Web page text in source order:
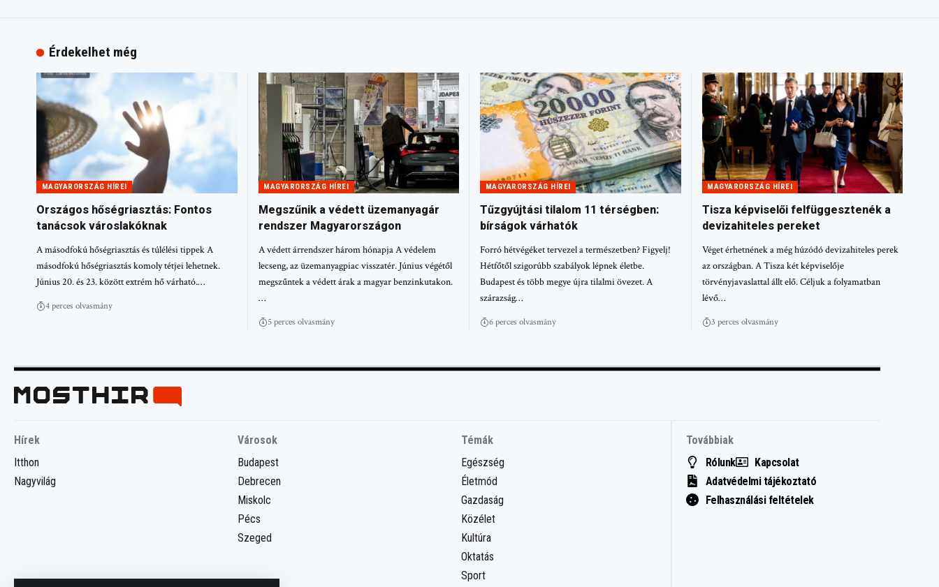
Érdekelhet még
MAGYARORSZÁG HÍREI
Országos hőségriasztás: Fontos
tanácsok városlakóknak
A másodfokú hőségriasztás és túlélési tippek A
másodfokú hőségriasztás komoly tétjei lehetnek.
Június 20. és 23. között extrém hő várható.…
4 perces olvasmány
MAGYARORSZÁG HÍREI
Megszűnik a védett üzemanyagár
rendszer Magyarországon
A védett árrendszer három hónapja A védelem
lecseng, az üzemanyagpiac visszatér. Június végétől
megszűntek a védett árak a magyar benzinkutakon.
…
5 perces olvasmány
MAGYARORSZÁG HÍREI
Tűzgyújtási tilalom 11 térségben:
bírságok várhatók
Forró hétvégéket tervezel a természetben? Figyelj!
Hétfőtől szigorúbb szabályok lépnek életbe.
Budapest és több megye újra tilalmi övezet. A
szárazság…
6 perces olvasmány
MAGYARORSZÁG HÍREI
Tisza képviselői felfüggesztenék a
devizahiteles pereket
Véget érhetnének a még húzódó devizahiteles perek
az országban. A Tisza két képviselője
törvényjavaslattal állt elő. Céljuk a folyamatban
lévő…
3 perces olvasmány
Hírek
Itthon
Nagyvilág
Városok
Budapest
Debrecen
Miskolc
Pécs
Szeged
Témák
Egészség
Életmód
Gazdaság
Közélet
Kultúra
Oktatás
Sport
Továbbiak
Rólunk
Kapcsolat
Adatvédelmi tájékoztató
Felhasználási feltételek